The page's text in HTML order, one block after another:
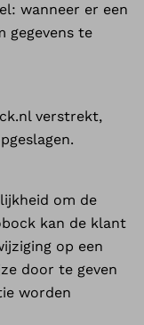
wanneer er een
gegevens te
verstrekt,
om de
kan de klant
op een
door te geven
worden